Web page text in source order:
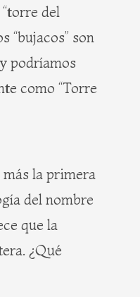
del
“bujacos” son
podríamos
como “Torre
la primera
del nombre
que la
¿Qué